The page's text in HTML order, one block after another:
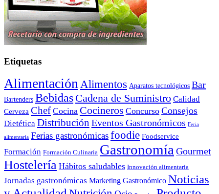
Etiquetas
AlimentaciónAlimentos Aparatos tecnológicos Bar
Bartenders Bebidas Cadena de Suministro Calidad
Cerveza Chef Cocina Cocineros Concurso Consejos
Dietética Distribución Eventos Gastronómicos Feria
alimentaria Ferias gastronómicasfoodie Foodservice
Formación Formación Culinaria GastronomíaGourmet
Hostelería Hábitos saludables Innovación alimentaria
Jornadas gastronómicas Marketing Gastronómico Noticias